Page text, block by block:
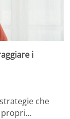
i
che
propri…